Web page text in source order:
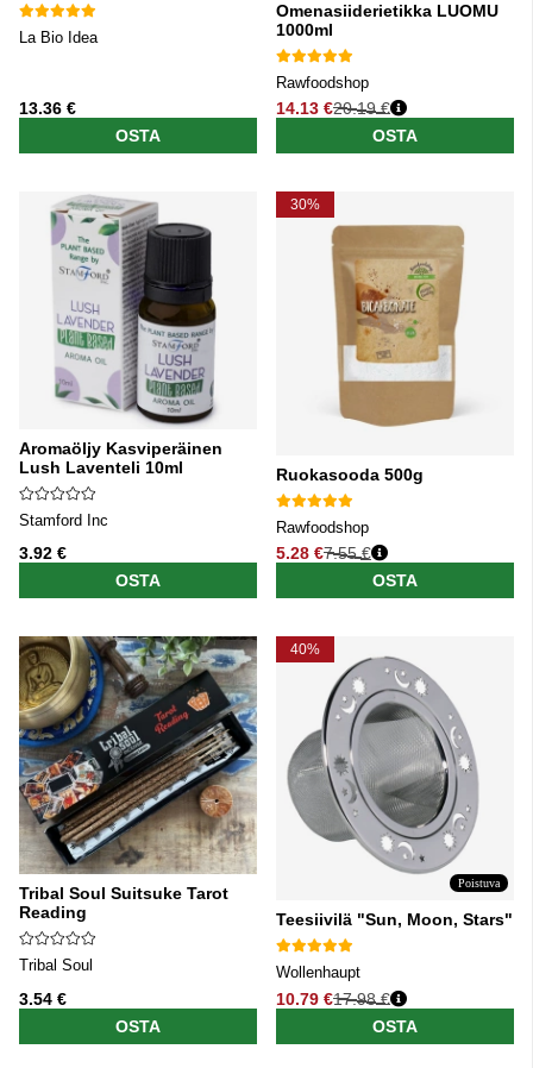
La Bio Idea
13.36 €
OSTA
Omenasiiderietikka LUOMU
1000ml
Rawfoodshop
14.13 €
Normaali hinta
20.19 €
OSTA
Aromaöljy Kasviperäinen
Lush Laventeli 10ml
Stamford Inc
3.92 €
OSTA
30%
Ruokasooda 500g
Rawfoodshop
5.28 €
Normaali hinta
7.55 €
OSTA
Tribal Soul Suitsuke Tarot
Reading
Tribal Soul
3.54 €
OSTA
40%
Poistuva
Teesiivilä "Sun, Moon, Stars"
Wollenhaupt
10.79 €
Normaali hinta
17.98 €
OSTA